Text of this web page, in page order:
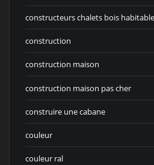
constructeurs chalets bois
construction
construction maison
construction maison pas cher
construire une cabane
couleur
couleur ral